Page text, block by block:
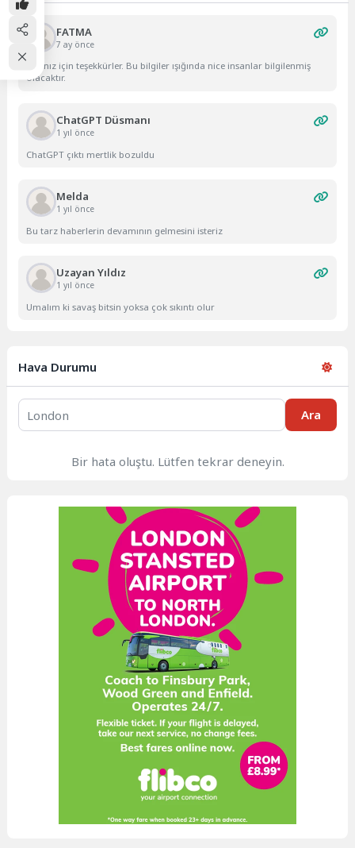
FATMA
7 ay önce
Yazınız için teşekkürler. Bu bilgiler ışığında nice insanlar bilgilenmiş
olacaktır.
ChatGPT Düsmanı
1 yıl önce
ChatGPT çıktı mertlik bozuldu
Melda
1 yıl önce
Bu tarz haberlerin devamının gelmesini isteriz
Uzayan Yıldız
1 yıl önce
Umalım ki savaş bitsin yoksa çok sıkıntı olur
Hava Durumu
Ara
Bir hata oluştu. Lütfen tekrar deneyin.